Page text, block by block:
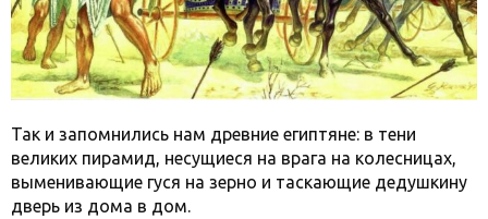
Так и запомнились нам древние египтяне: в тени
великих пирамид, несущиеся на врага на колесницах,
выменивающие гуся на зерно и таскающие дедушкину
дверь из дома в дом.